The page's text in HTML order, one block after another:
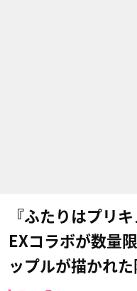
『ふたりはプリ
EXコラボが数量
ップルが描かれ